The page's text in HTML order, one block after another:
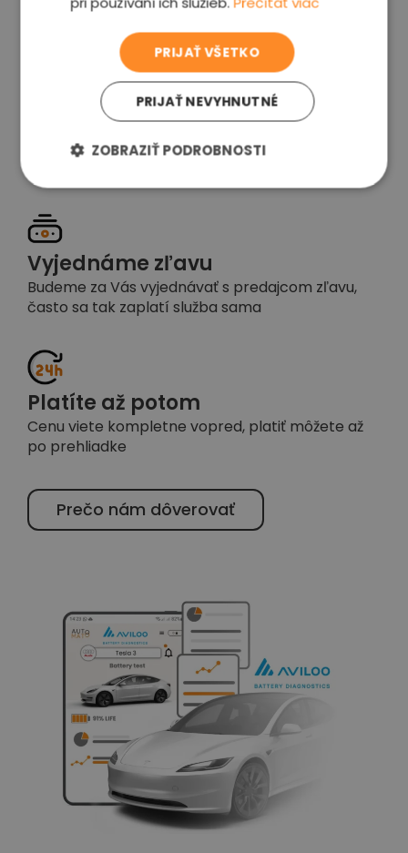
voľba
Garancia spokojnosti
Pokiaľ nebudete s našou prácou spokojní,
Vyjednáme zľavu
Budeme za Vás vyjednávať s predajcom zľavu,
často sa tak zaplatí služba sama
Platíte až potom
Cenu viete kompletne vopred, platiť môžete až
po prehliadke
Prečo nám dôverovať
PRIJAŤ VŠETKO
PRIJAŤ NEVYHNUTNÉ
ZOBRAZIŤ PODROBNOSTI